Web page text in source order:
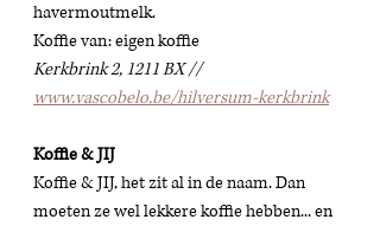
havermoutmelk.
Koffie van: eigen koffie
Kerkbrink 2, 1211 BX //
www.vascobelo.be/hilversum-kerkbrink
Koffie & JIJ
Koffie & JIJ, het zit al in de naam. Dan
moeten ze wel lekkere koffie hebben... en